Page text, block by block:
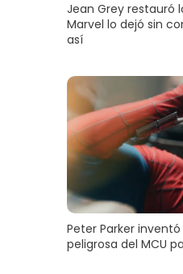
Jean Grey restauró
Marvel lo dejó sin
así
Peter Parker
peligrosa del MCU